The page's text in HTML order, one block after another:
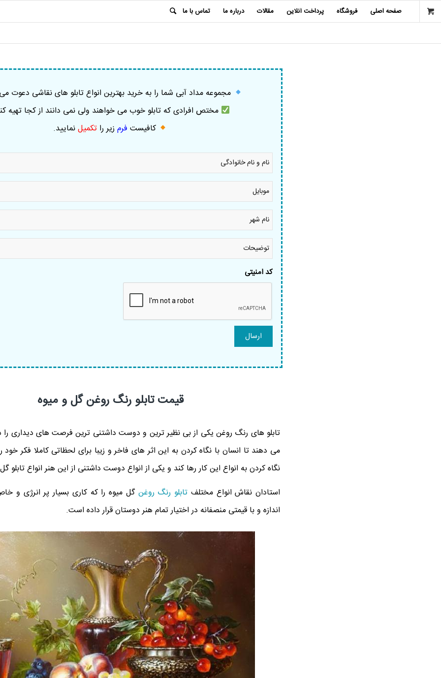
صفحه اصلی فروشگاه پرداخت آنلاین مقالات درباره ما تماس با ما
مجموعه مداد آبی شما را به خرید بهترین انواع تابلو های نقاشی دعوت
مختص افرادی که تابلو خوب می خواهند ولی نمی دانند از کجا تهیه
کافیست فرم زیر را تکمیلنمایید.
نام
نام
خانوادگی
موبایل
نام
شهر *
توضیحات
کد امنیتی
قیمت تابلو رنگ روغن گل و میوه
تابلو های رنگ روغن یکی از بی نظیر ترین و دوست داشتنی ترین فرصت های دیداری را در
می دهند تا انسان با نگاه کردن به این اثر های فاخر و زیبا برای لحظاتی کاملا فکر خود
نگاه کردن به انواع این کار رها کند و یکی از انواع دوست داشتنی از این هنر انواع تابلو
استادان نقاش انواع مختلف تابلو رنگ روغن گل میوه را که کاری بسیار پر انرژی و
اندازه و با قیمتی منصفانه در اختیار تمام هنر دوستان قرار داده است.